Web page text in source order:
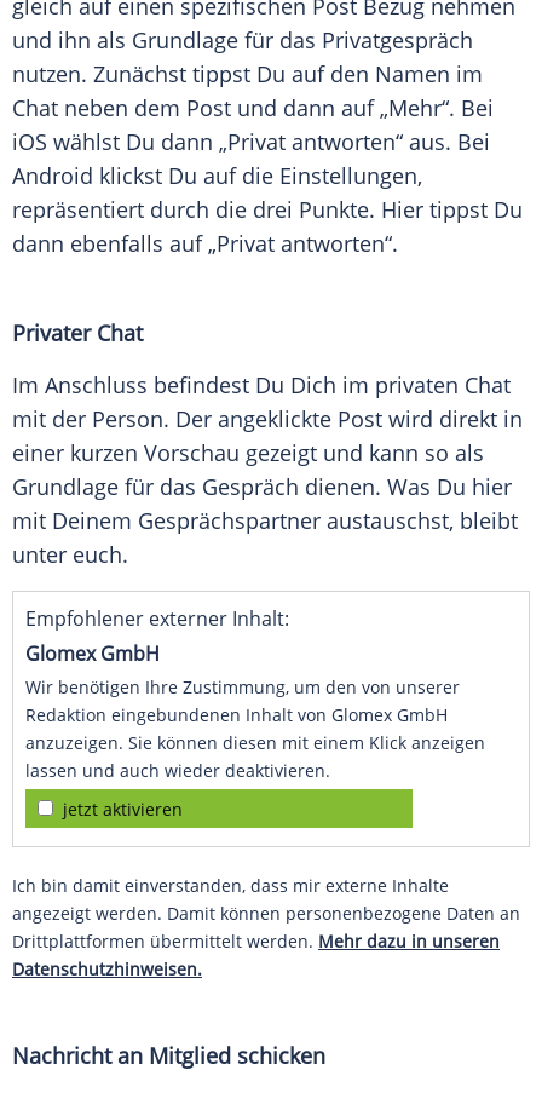
gleich auf einen spezifischen Post Bezug nehmen
und ihn als Grundlage für das Privatgespräch
nutzen. Zunächst tippst Du auf den Namen im
Chat neben dem Post und dann auf „Mehr“. Bei
iOS wählst Du dann „Privat antworten“ aus. Bei
Android klickst Du auf die Einstellungen,
repräsentiert durch die drei Punkte. Hier tippst Du
dann ebenfalls auf „Privat antworten“.
Privater Chat
Im Anschluss befindest Du Dich im privaten Chat
mit der Person. Der angeklickte Post wird direkt in
einer kurzen Vorschau gezeigt und kann so als
Grundlage für das Gespräch dienen. Was Du hier
mit Deinem Gesprächspartner austauschst, bleibt
unter euch.
Empfohlener externer Inhalt:
Glomex GmbH
Wir benötigen Ihre Zustimmung, um den von unserer
Redaktion eingebundenen Inhalt von Glomex GmbH
anzuzeigen. Sie können diesen mit einem Klick anzeigen
lassen und auch wieder deaktivieren.
jetzt aktivieren
Ich bin damit einverstanden, dass mir externe Inhalte
angezeigt werden. Damit können personenbezogene Daten an
Drittplattformen übermittelt werden. Mehr dazu in unseren
Datenschutzhinweisen.
Nachricht an Mitglied schicken